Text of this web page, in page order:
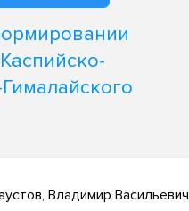
Владимир Васильевич